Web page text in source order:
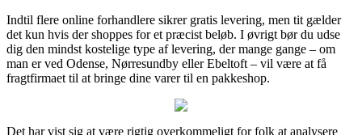
Indtil flere online forhandlere sikrer gratis levering, men tit gælder
det kun hvis der shoppes for et præcist beløb. I øvrigt bør du udse
dig den mindst kostelige type af levering, der mange gange – om
man er ved Odense, Nørresundby eller Ebeltoft – vil være at få
fragtfirmaet til at bringe dine varer til en pakkeshop.
Det har vist sig at være rigtig overkommeligt for folk at analysere